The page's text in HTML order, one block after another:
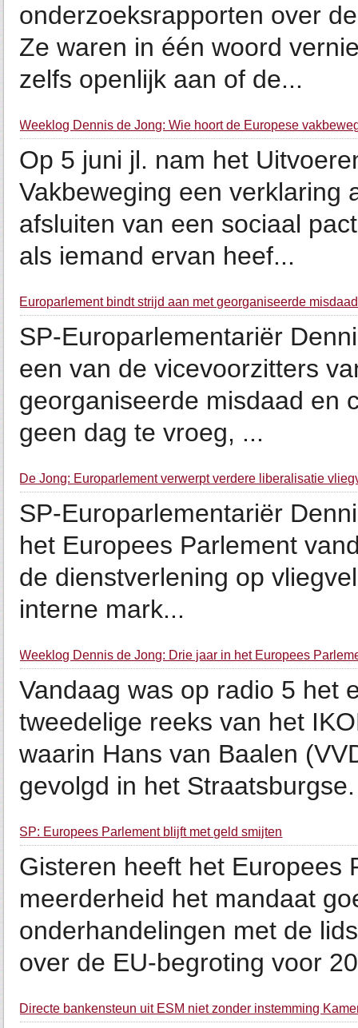
onderzoeksrapporten over
Ze waren in één woord
zelfs openlijk aan of de...
Weeklog Dennis de Jong: Wie hoort de Europese
Op 5 juni jl. nam het
Vakbeweging een verklaring
afsluiten van een sociaal
als iemand ervan heef...
Europarlement bindt strijd aan met georganiseerde
SP-Europarlementariër
een van de vicevoorzitters
georganiseerde misdaad en
geen dag te vroeg, ...
De Jong: Europarlement verwerpt verdere liberalisatie
SP-Europarlementariër
het Europees Parlement
de dienstverlening op
interne mark...
Weeklog Dennis de Jong: Drie jaar in het Europees
Vandaag was op radio 5 het
tweedelige reeks van het
waarin Hans van Baalen
gevolgd in het
SP: Europees Parlement blijft met geld smijten
Gisteren heeft het Europees
meerderheid het mandaat
onderhandelingen met de
over de EU-begroting voor
Directe bankensteun uit ESM niet zonder instemming